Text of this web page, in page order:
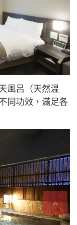
風呂（天然温
同功效，滿足各